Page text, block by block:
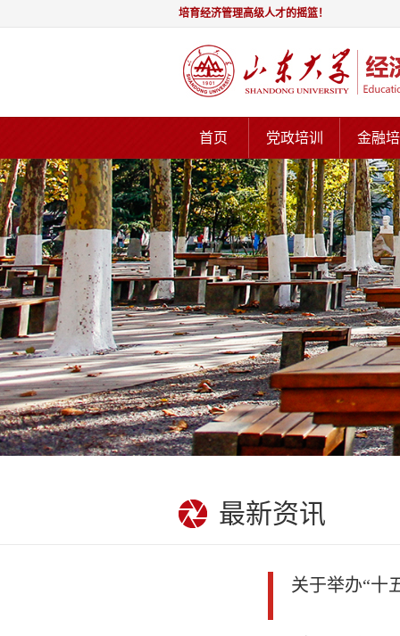
培育经济管理高级人才的摇篮！
首页 党政培训 金融
最新资讯
关于举办“十